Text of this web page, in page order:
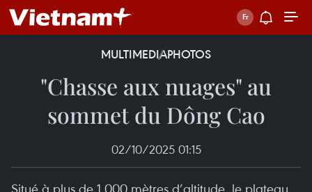
MULTIMEDIAPHOTOS
"Chasse aux nuages" au
sommet du Dông Cao
02/10/2025 01:15
Situé à plus de 1 000 mètres d’altitude, le plateau